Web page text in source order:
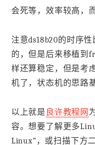
会死等，效率较高，
注意ds18b20的时序
的，但是后来移植到
样还算稳定，但是考
机了，状态机的思路
以上就是 良许教程网
容。想要了解更多
Linux”，或扫描下方